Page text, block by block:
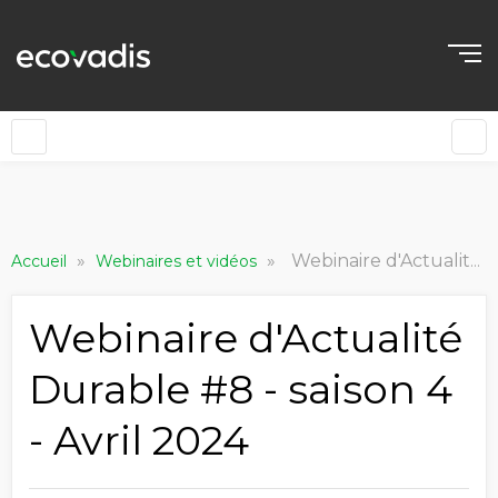
Accueil » Webinaires et vidéos » Webinaire d'Actualité Durable #8 - saison 4 - Avril 2024
Webinaire d'Actualité
Durable #8 - saison 4
- Avril 2024